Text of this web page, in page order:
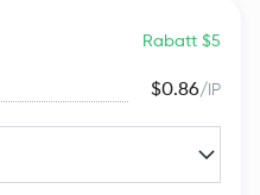
Rabatt $5
$0.86/IP